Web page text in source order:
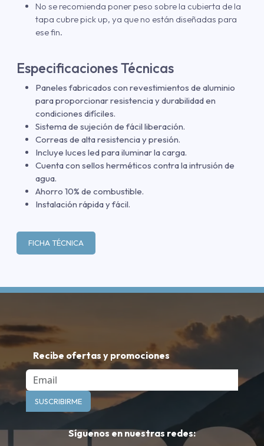
No se recomienda poner peso sobre la cubierta de la
tapa cubre pick up, ya que no están diseñadas para
ese fin.
Especificaciones Técnicas
Paneles fabricados con revestimientos de aluminio
para proporcionar resistencia y durabilidad en
condiciones difíciles.
Sistema de sujeción de fácil liberación.
Correas de alta resistencia y presión.
Incluye luces led para iluminar la carga.
Cuenta con sellos herméticos contra la intrusión de
agua.
Ahorro 10% de combustible.
Instalación rápida y fácil.
FICHA TÉCNICA
Recibe ofertas y promociones
Email
SUSCRIBIRME
Síguenos en nuestras redes: